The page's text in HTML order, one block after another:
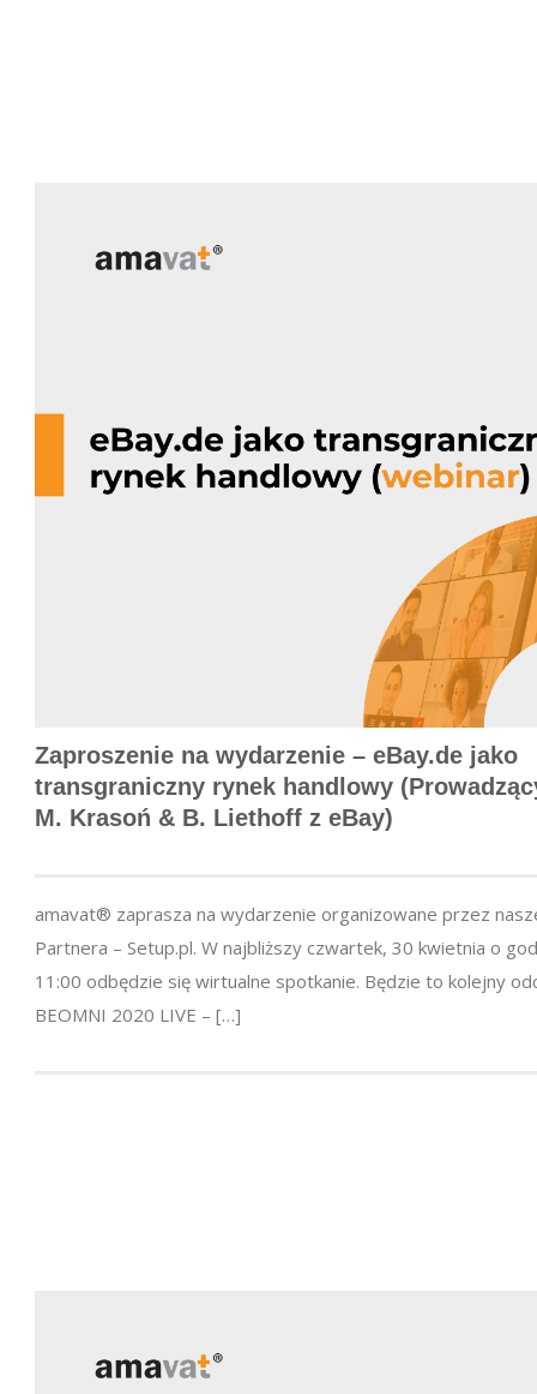
Zaproszenie na wydarzenie – eBay.de jako
transgraniczny rynek handlowy
M. Krasoń & B. Liethoff z eBay)
amavat® zaprasza na wydarzenie organizowane przez
Partnera – Setup.pl. W najbliższy czwartek, 30 kwietnia o
11:00 odbędzie się wirtualne spotkanie. Będzie to kolejny
BEOMNI 2020 LIVE – […]